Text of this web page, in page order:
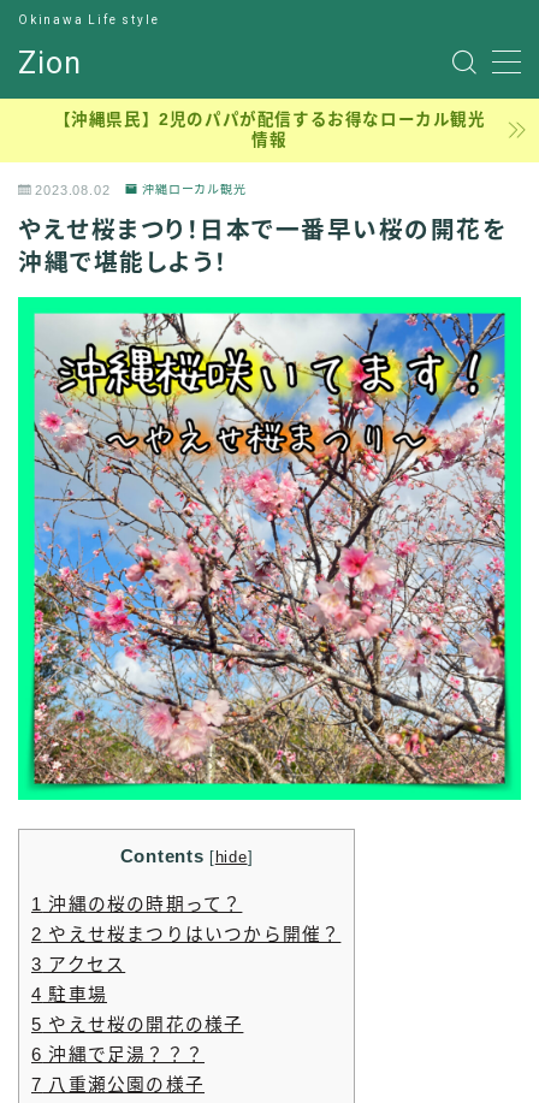
Zion
Okinawa Life style
サンプルページ
元理学療法士のジロー
利用規約／特定商取引法に基づく表記
沖縄穴場アウトドア、ピクニック、子連れ公園
理学療法士の学生時代
運営者情報
【沖縄県民】2児のパパが配信するお得なローカル観光
情報
2023.08.02 沖縄ローカル観光
やえせ桜まつり！日本で一番早い桜の開花を
沖縄で堪能しよう！
Contents [ hide]
1 沖縄の桜の時期って？
2 やえせ桜まつりはいつから開催？
3 アクセス
4 駐車場
5 やえせ桜の開花の様子
6 沖縄で足湯？？？
7 八重瀬公園の様子